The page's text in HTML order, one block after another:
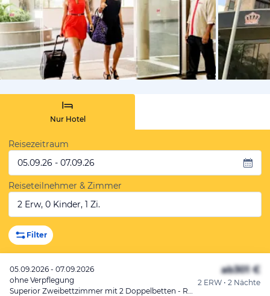
von
Nur Hotel
Reisezeitraum
05.09.26 - 07.09.26
Reiseteilnehmer & Zimmer
2 Erw, 0 Kinder, 1 Zi.
Filter
05.09.2026 - 07.09.2026
ohne Verpflegung
Superior Zweibettzimmer mit 2 Doppelbetten - Raucher
ab301 €
2 ERW • 2 Nächte